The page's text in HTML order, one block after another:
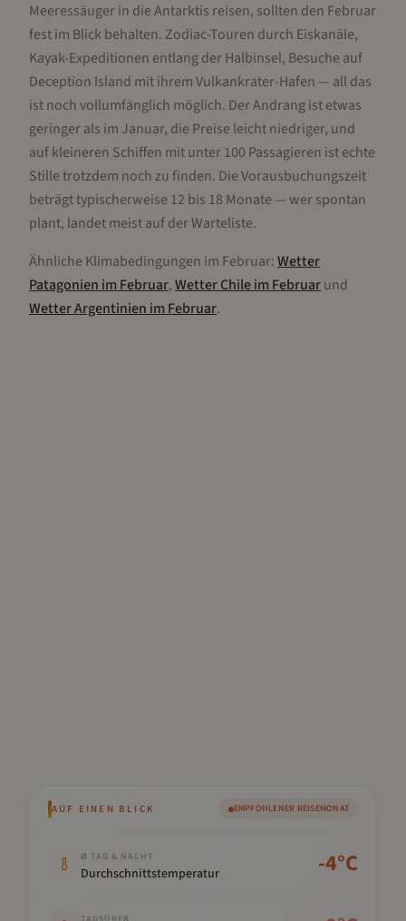
Meeressäuger in die Antarktis reisen, sollten den Februar
fest im Blick behalten. Zodiac-Touren durch Eiskanäle,
Kayak-Expeditionen entlang der Halbinsel, Besuche auf
Deception Island mit ihrem Vulkankrater-Hafen — all das
ist noch vollumfänglich möglich. Der Andrang ist etwas
geringer als im Januar, die Preise leicht niedriger, und
auf kleineren Schiffen mit unter 100 Passagieren ist echte
Stille trotzdem noch zu finden. Die Vorausbuchungszeit
beträgt typischerweise 12 bis 18 Monate — wer spontan
plant, landet meist auf der Warteliste.
Ähnliche Klimabedingungen im Februar:Wetter
Patagonien imFebruar,WetterChileimFebruarund
WetterArgentinien imFebruar.
AUF EINEN BLICK EMPFOHLENER REISEMONAT
Ø TAG & NACHT
Durchschnittstemperatur -4°C